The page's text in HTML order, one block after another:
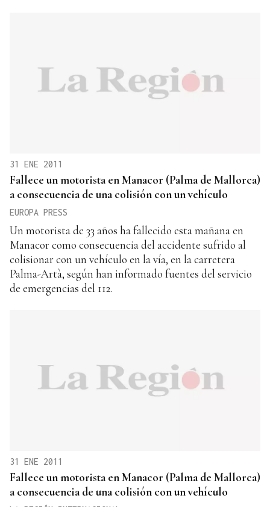
31 ENE 2011
Fallece un motorista en Manacor (Palma de Mallorca)
a consecuencia de una colisión con un vehículo
EUROPA PRESS
Un motorista de 33 años ha fallecido esta mañana en
Manacor como consecuencia del accidente sufrido al
colisionar con un vehículo en la vía, en la carretera
Palma-Artà, según han informado fuentes del servicio
de emergencias del 112.
31 ENE 2011
Fallece un motorista en Manacor (Palma de Mallorca)
a consecuencia de una colisión con un vehículo